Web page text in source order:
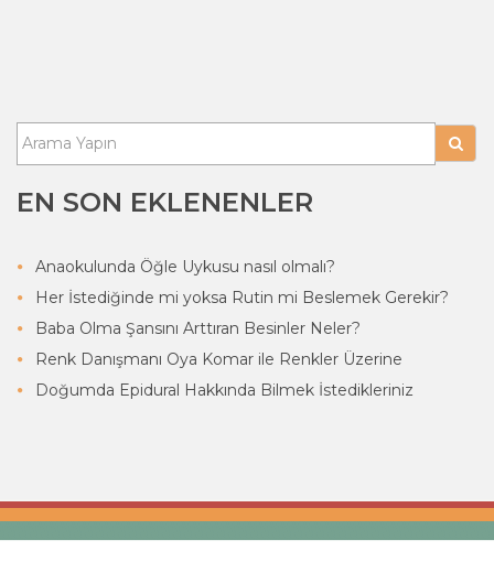
EN SON EKLENENLER
Anaokulunda Öğle Uykusu nasıl olmalı?
Her İstediğinde mi yoksa Rutin mi Beslemek Gerekir?
Baba Olma Şansını Arttıran Besinler Neler?
Renk Danışmanı Oya Komar ile Renkler Üzerine
Doğumda Epidural Hakkında Bilmek İstedikleriniz